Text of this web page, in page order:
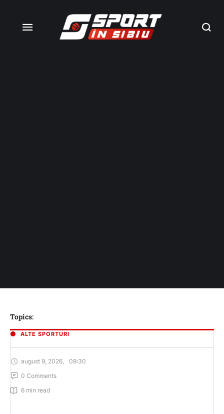
Topics:
ALTE SPORTURI
august 9, 2026
09:30
0 Comments
6 min read